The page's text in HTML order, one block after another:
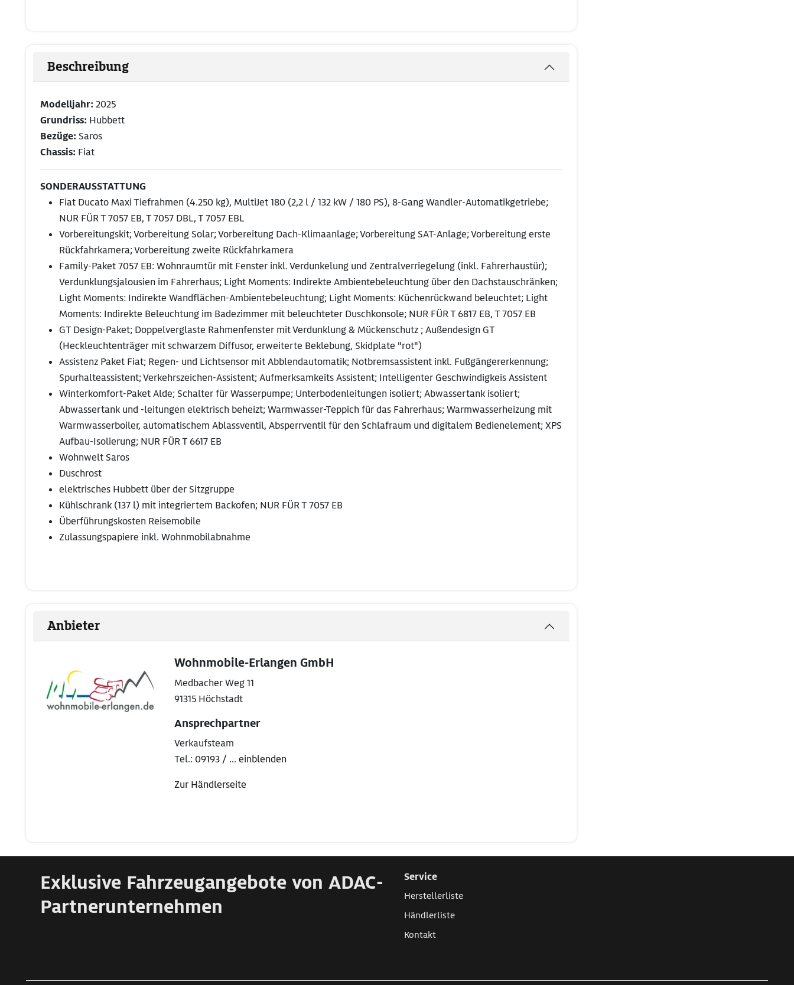
Beschreibung
Modelljahr: 2025
Grundriss: Hubbett
Bezüge: Saros
Chassis: Fiat
SONDERAUSSTATTUNG
Fiat Ducato Maxi Tiefrahmen (4.250 kg), MultiJet 180 (2,2 l / 132 kW / 180 PS), 8-Gang Wandler-Automatikgetriebe;
NUR FÜR T 7057 EB, T 7057 DBL, T 7057 EBL
Vorbereitungskit; Vorbereitung Solar; Vorbereitung Dach-Klimaanlage; Vorbereitung SAT-Anlage; Vorbereitung erste
Rückfahrkamera; Vorbereitung zweite Rückfahrkamera
Family-Paket 7057 EB: Wohnraumtür mit Fenster inkl. Verdunkelung und Zentralverriegelung (inkl. Fahrerhaustür);
Verdunklungsjalousien im Fahrerhaus; Light Moments: Indirekte Ambientebeleuchtung über den Dachstauschränken;
Light Moments: Indirekte Wandflächen-Ambientebeleuchtung; Light Moments: Küchenrückwand beleuchtet; Light
Moments: Indirekte Beleuchtung im Badezimmer mit beleuchteter Duschkonsole; NUR FÜR T 6817 EB, T 7057 EB
GT Design-Paket; Doppelverglaste Rahmenfenster mit Verdunklung & Mückenschutz ; Außendesign GT
(Heckleuchtenträger mit schwarzem Diffusor, erweiterte Beklebung, Skidplate "rot")
Assistenz Paket Fiat; Regen- und Lichtsensor mit Abblendautomatik; Notbremsassistent inkl. Fußgängererkennung;
Spurhalteassistent; Verkehrszeichen-Assistent; Aufmerksamkeits Assistent; Intelligenter Geschwindigkeis Assistent
Winterkomfort-Paket Alde; Schalter für Wasserpumpe; Unterbodenleitungen isoliert; Abwassertank isoliert;
Abwassertank und -leitungen elektrisch beheizt; Warmwasser-Teppich für das Fahrerhaus; Warmwasserheizung mit
Warmwasserboiler, automatischem Ablassventil, Absperrventil für den Schlafraum und digitalem Bedienelement; XPS
Aufbau-Isolierung; NUR FÜR T 6617 EB
Wohnwelt Saros
Duschrost
elektrisches Hubbett über der Sitzgruppe
Kühlschrank (137 l) mit integriertem Backofen; NUR FÜR T 7057 EB
Überführungskosten Reisemobile
Zulassungspapiere inkl. Wohnmobilabnahme
Anbieter
Wohnmobile-Erlangen GmbH
Medbacher Weg 11
91315 Höchstadt
Ansprechpartner
Verkaufsteam
Tel.: 09193 / ... einblenden
Zur Händlerseite
Exklusive Fahrzeugangebote von ADAC-
Partnerunternehmen
Service
Herstellerliste
Händlerliste
Kontakt